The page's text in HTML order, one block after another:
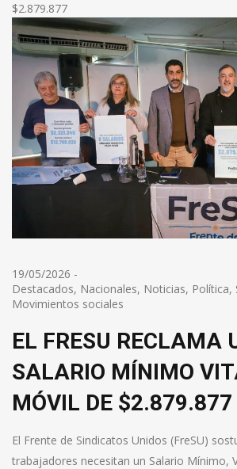
$2.879.877
19/05/2026 -
Destacados, Nacionales, Noticias, Política,
Movimientos sociales
EL FRESU RECLAMA
SALARIO MÍNIMO
MÓVIL DE $2.879.877
El Frente de Sindicatos Unidos (FreSU)
trabajadores necesitan un Salario Mínimo,